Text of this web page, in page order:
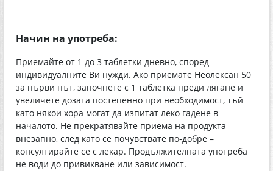
Начин на употреба:
Приемайте от 1 до 3 таблетки дневно, според
индивидуалните Ви нужди. Ако приемате Неолексан 50
за първи път, започнете с 1 таблетка преди лягане и
увеличете дозата постепенно при необходимост, тъй
като някои хора могат да изпитат леко гадене в
началото. Не прекратявайте приема на продукта
внезапно, след като се почувствате по-добре –
консултирайте се с лекар. Продължителната употреба
не води до привикване или зависимост.